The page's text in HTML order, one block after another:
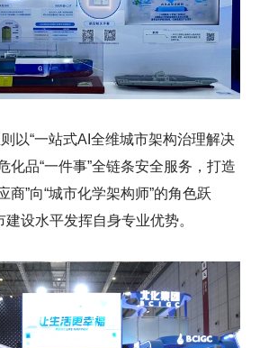
则以“一站式AI全维城市架构治理解决
化品“一件事”全链条安全服务，打造
商”向“城市化学架构师”的角色跃
设水平发挥自身专业优势。